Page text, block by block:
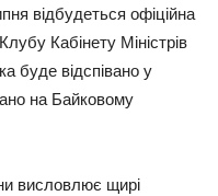
відбудеться офіційна
Кабінету Міністрів
буде відспівано у
на Байковому
висловлює щирі